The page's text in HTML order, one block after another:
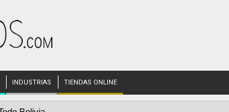
INDUSTRIAS TIENDAS ONLINE